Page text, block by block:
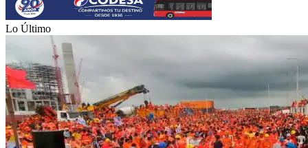
Lo Último